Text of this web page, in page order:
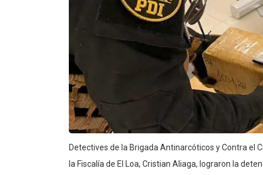
Detectives de la Brigada Antinarcóticos y Contra el
la Fiscalía de El Loa, Cristian Aliaga, lograron la